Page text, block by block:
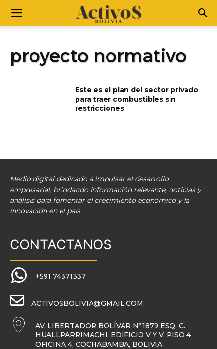
proyecto normativo
Este es el plan del sector privado
para traer combustibles sin
restricciones
Medio digital dedicado a impulsar el desarrollo
empresarial, brindando información relevante, noticias y
análisis para fomentar el crecimiento económico y la
innovación en el país
CONTACTANOS
+591 74371337
ACTIVOSBOLIVIA@GMAIL.COM
AV. LIBERTADOR BOLÍVAR N°1879 ESQ. C.
HUALLPARRIMACHI, EDIFICIO V Y V, PISO 4
OFICINA 4, COCHABAMBA, BOLIVIA